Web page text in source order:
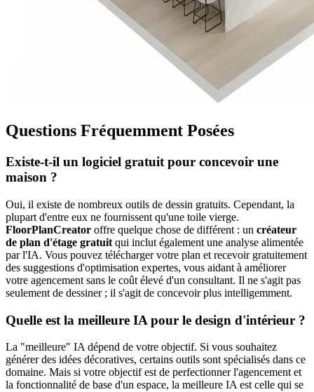
Questions Fréquemment Posées
Existe-t-il un logiciel gratuit pour concevoir une
maison ?
Oui, il existe de nombreux outils de dessin gratuits. Cependant, la
plupart d'entre eux ne fournissent qu'une toile vierge.
FloorPlanCreator offre quelque chose de différent : un créateur
de plan d'étage gratuit qui inclut également une analyse alimentée
par l'IA. Vous pouvez télécharger votre plan et recevoir gratuitement
des suggestions d'optimisation expertes, vous aidant à améliorer
votre agencement sans le coût élevé d'un consultant. Il ne s'agit pas
seulement de dessiner ; il s'agit de concevoir plus intelligemment.
Quelle est la meilleure IA pour le design d'intérieur ?
La "meilleure" IA dépend de votre objectif. Si vous souhaitez
générer des idées décoratives, certains outils sont spécialisés dans ce
domaine. Mais si votre objectif est de perfectionner l'agencement et
la fonctionnalité de base d'un espace, la meilleure IA est celle qui se